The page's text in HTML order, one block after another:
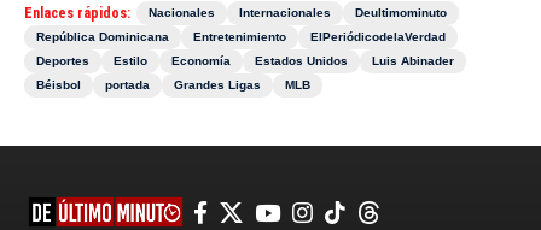
Enlaces rápidos: Nacionales Internacionales
Deultimominuto
República Dominicana
Entretenimiento
ElPeriódicodelaVerdad
Deportes
Estilo Economía Estados Unidos
Luis Abinader
Béisbol
portada Grandes Ligas MLB